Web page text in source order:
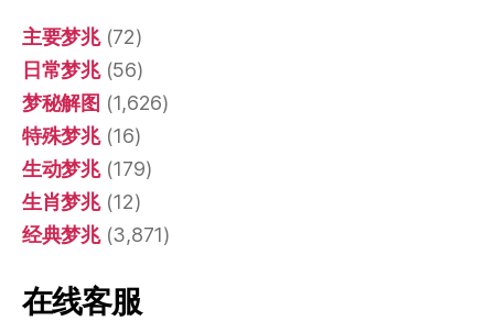
主要梦兆(72)
日常梦兆(56)
梦秘解图 (1,626)
特殊梦兆(16)
生动梦兆(179)
生肖梦兆(12)
经典梦兆(3,871)
在线客服